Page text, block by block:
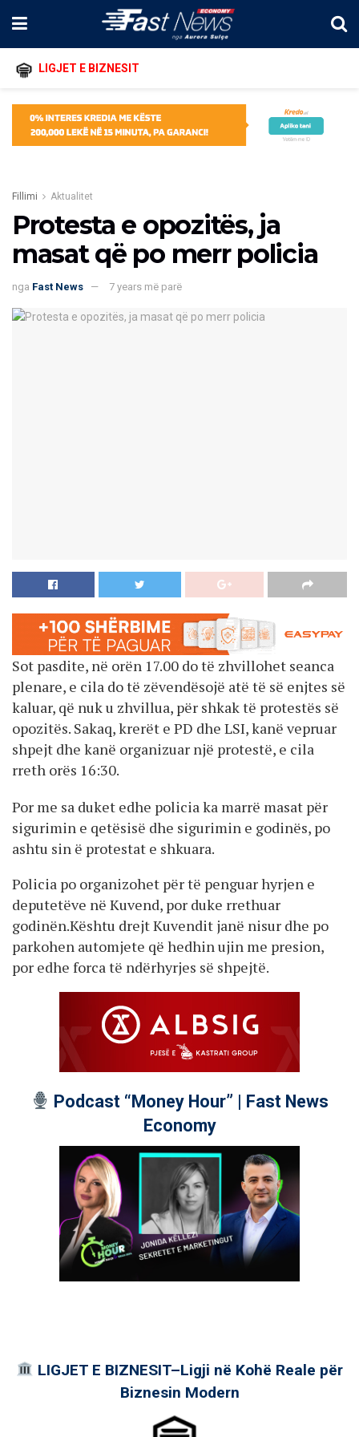
LIGJET E BIZNESIT
Fillimi Aktualitet
Protesta e opozitës, ja
masat që po merr policia
nga Fast News 7 years më parë
Sot pasdite, në orën 17.00 do të zhvillohet seanca
plenare, e cila do të zëvendësojë atë të së enjtes së
kaluar, që nuk u zhvillua, për shkak të protestës së
opozitës. Sakaq, krerët e PD dhe LSI, kanë vepruar
shpejt dhe kanë organizuar një protestë, e cila
rreth orës 16:30.
Por me sa duket edhe policia ka marrë masat për
sigurimin e qetësisë dhe sigurimin e godinës, po
ashtu sin ë protestat e shkuara.
Policia po organizohet për të penguar hyrjen e
deputetëve në Kuvend, por duke rrethuar
godinën.Kështu drejt Kuvendit janë nisur dhe po
parkohen automjete që hedhin ujin me presion,
por edhe forca të ndërhyrjes së shpejtë.
Podcast “Money Hour” | Fast News
Economy
LIGJET E BIZNESIT–Ligji në Kohë Reale për
Biznesin Modern